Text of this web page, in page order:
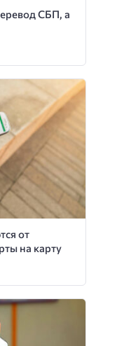
СБП, а
от
на карту